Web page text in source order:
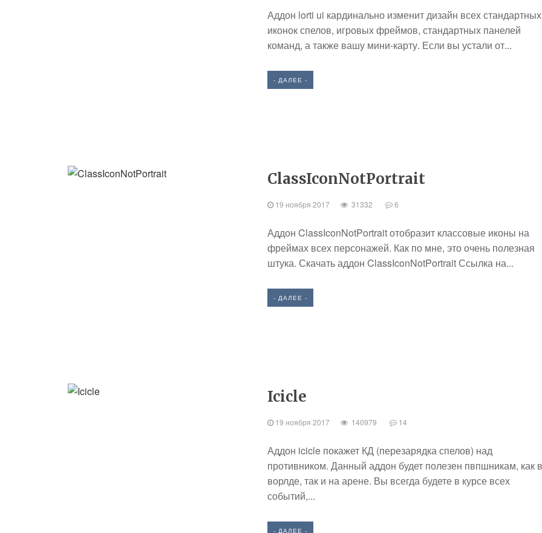
Аддон lorti ui кардинально изменит дизайн всех стандартных
иконок спелов, игровых фреймов, стандартных панелей
команд, а также вашу мини-карту. Если вы устали от...
- ДАЛЕЕ -
ClassIconNotPortrait
19 ноября 2017 31332 6
Аддон ClassIconNotPortrait отобразит классовые иконы на
фреймах всех персонажей. Как по мне, это очень полезная
штука. Скачать аддон ClassIconNotPortrait Ссылка на...
- ДАЛЕЕ -
Icicle
19 ноября 2017 140979 14
Аддон icicle покажет КД (перезарядка спелов) над
противником. Данный аддон будет полезен пвпшникам, как в
ворлде, так и на арене. Вы всегда будете в курсе всех
событий,...
- ДАЛЕЕ -